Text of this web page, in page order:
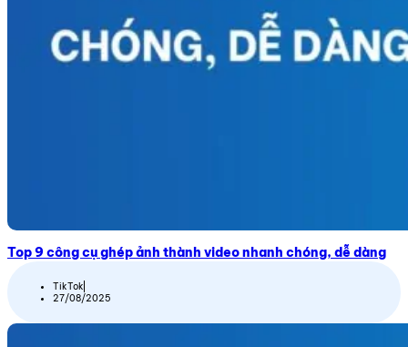
Top 9 công cụ ghép ảnh thành video nhanh chóng, dễ dàng
TikTok
27/08/2025